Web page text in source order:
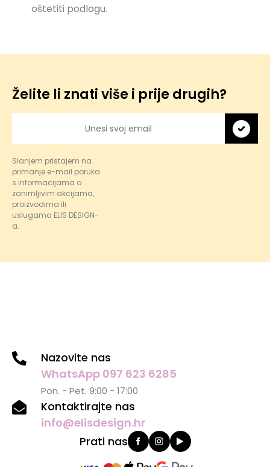
oštetiti podlogu.
Želite li znati više i prije drugih?
Slanjem pristajem na
primanje e-mail poruka
s informacijama o
zanimljivim akcijama,
proizvodima ili
uslugama ELIS DESIGN-
a.
Nazovite nas
WhatsApp 097 623 6285
Pon. - Pet. 9:00 - 17:00
Kontaktirajte nas
info@elisdesign.hr
Prati nas